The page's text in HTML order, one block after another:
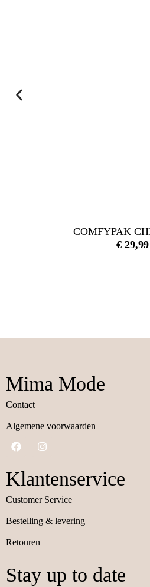
COMFYPAK
€29,99
Mima Mode
Contact
Algemene voorwaarden
Klantenservice
Customer Service
Bestelling & levering
Retouren
Stay up to date